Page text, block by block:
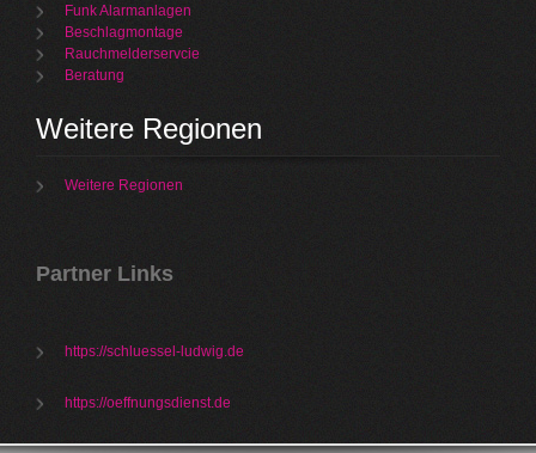
Funk Alarmanlagen
Beschlagmontage
Rauchmelderservcie
Beratung
Weitere Regionen
Weitere Regionen
Partner Links
https://schluessel-ludwig.de
https://oeffnungsdienst.de